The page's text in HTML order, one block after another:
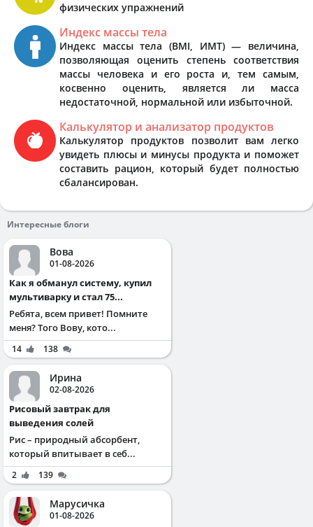
физических упражнений
Индекс массы тела
Индекс массы тела (BMI, ИМТ) — величина,
позволяющая оценить степень соответствия
массы человека и его роста и, тем самым,
косвенно оценить, является ли масса
недостаточной, нормальной или избыточной.
Калькулятор и анализатор продуктов
Калькулятор продуктов позволит вам легко
увидеть плюсы и минусы продукта и поможет
составить рацион, который будет полностью
сбалансирован.
Интересные блоги
Вова
01-08-2026
Как я обманул систему, купил
мультиварку и стал 75...
Ребята, всем привет! Помните
меня? Того Вову, кото...
14 138
Ирина
02-08-2026
Рисовый завтрак для
выведения солей
Рис – природный абсорбент,
который впитывает в себ...
2 139
Марусичка
01-08-2026